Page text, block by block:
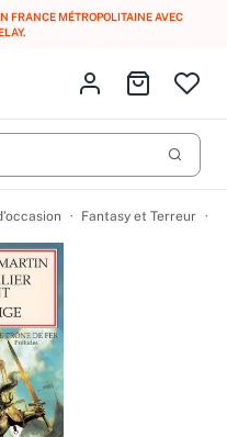
FRANCE MÉTROPOLITAINE AVEC
.
que vous cherchiez ?
pour être alerté dès
Identifiez-vous
Aller au
Fantasy et Terreur